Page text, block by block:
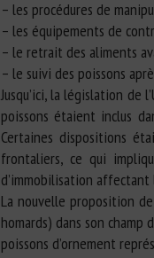
– les procédures de
– les équipements de
– le retrait des aliments
– le suivi des poissons
Jusqu’ici, la législation
poissons étaient inclus
Certaines dispositions
frontaliers, ce qui
d’immobilisation affectant
La nouvelle proposition
homards) dans son
poissons d’ornement